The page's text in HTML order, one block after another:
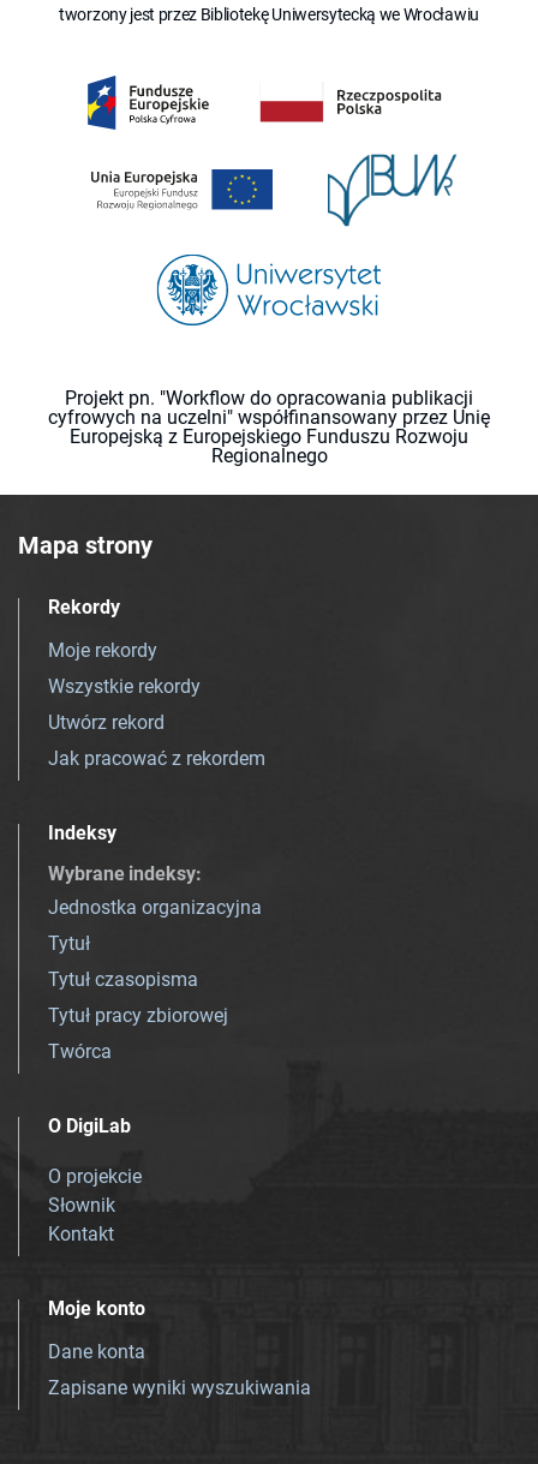
tworzony jest przez Bibliotekę Uniwersytecką we Wrocławiu
Projekt pn. "Workflow do opracowania publikacji
cyfrowych na uczelni" współfinansowany przez Unię
Europejską z Europejskiego Funduszu Rozwoju
Regionalnego
Mapa strony
Rekordy
Moje rekordy
Wszystkie rekordy
Utwórz rekord
Jak pracować z rekordem
Indeksy
Wybrane indeksy:
Jednostka organizacyjna
Tytuł
Tytuł czasopisma
Tytuł pracy zbiorowej
Twórca
O DigiLab
O projekcie
Słownik
Kontakt
Moje konto
Dane konta
Zapisane wyniki wyszukiwania